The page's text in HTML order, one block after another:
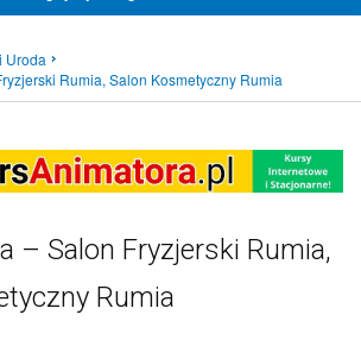
Uroda
Rumia, Salon Kosmetyczny Rumia
– Salon Fryzjerski Rumia,
Rumia